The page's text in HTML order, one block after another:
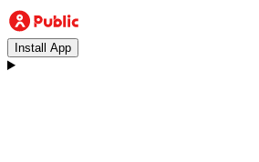
Install App